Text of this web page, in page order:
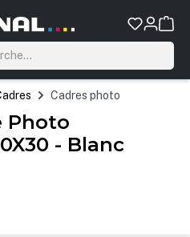
Cadres photo
Photo
- Blanc